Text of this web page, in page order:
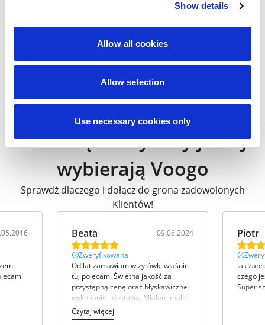
Show details
Allow all cookies
Allow selection
Use necessary cookies only
Pastelowe muffiny
Najniższa
9,00zł
Przedsiębiorcy tacy jak Ty
wybierają Voogo
Sprawdź dlaczego i dołącz do grona zadowolonych
Klientów!
Beata 09.06.2024
Zweryfikowana
Od lat zamawiam wizytówki właśnie
tu, polecam. Świetna jakość za
przystępną cenę oraz błyskawiczne
wykonanie i dostawa. Miałam małe
trudności z dopasowaniem mojego
projektu w ramkę, ale poza tym
Czytaj więcej
Piotr
Jak
czego
Super